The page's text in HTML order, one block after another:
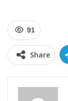
91
Share